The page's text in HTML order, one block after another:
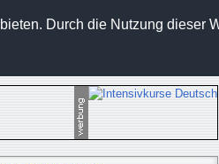
Durch die Nutzung dieser